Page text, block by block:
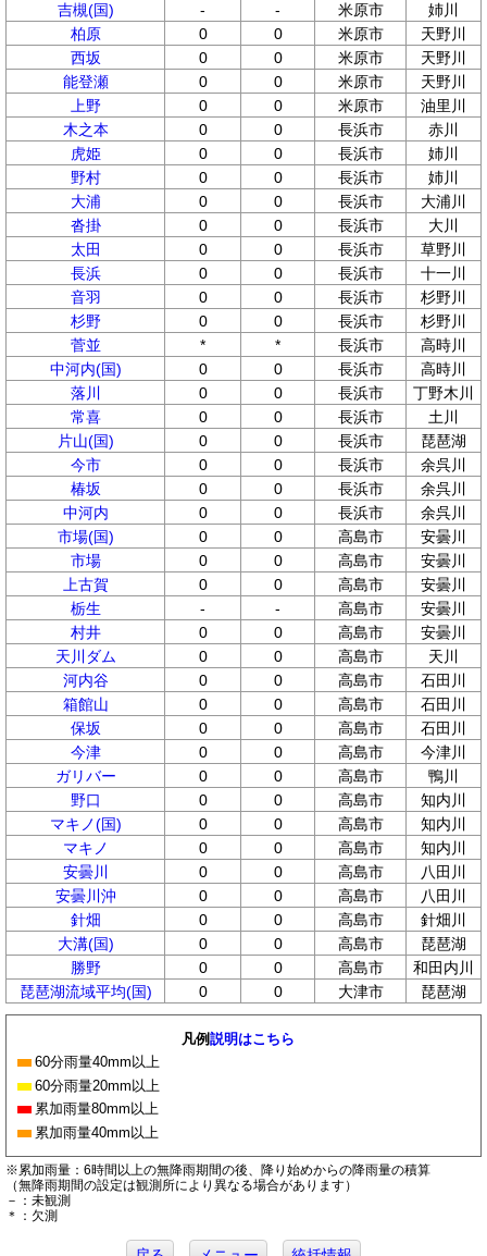
吉槻(国)
- - 米原市
姉川
柏原
0 0 米原市
天野川
西坂
0 0 米原市
天野川
能登瀬
0 0 米原市
天野川
上野
0 0 米原市
油里川
木之本
0 0 長浜市
赤川
虎姫
0 0 長浜市
姉川
野村
0 0 長浜市
姉川
大浦
0 0 長浜市
大浦川
沓掛
0 0 長浜市
大川
太田
0 0 長浜市
草野川
長浜
0 0 長浜市
十一川
音羽
0 0 長浜市
杉野川
杉野
0 0 長浜市
杉野川
菅並
* * 長浜市
高時川
中河内(国)
0 0 長浜市
高時川
落川
0 0 長浜市
丁野木川
常喜
0 0 長浜市
土川
片山(国)
0 0 長浜市
琵琶湖
今市
0 0 長浜市
余呉川
椿坂
0 0 長浜市
余呉川
中河内
0 0 長浜市
余呉川
市場(国)
0 0 高島市
安曇川
市場
0 0 高島市
安曇川
上古賀
0 0 高島市
安曇川
栃生
- - 高島市
安曇川
村井
0 0 高島市
安曇川
天川ダム
0 0 高島市
天川
河内谷
0 0 高島市
石田川
箱館山
0 0 高島市
石田川
保坂
0 0 高島市
石田川
今津
0 0 高島市
今津川
ガリバー
0 0 高島市
鴨川
野口
0 0 高島市
知内川
マキノ(国)
0 0 高島市
知内川
マキノ
0 0 高島市
知内川
安曇川
0 0 高島市
八田川
安曇川沖
0 0 高島市
八田川
針畑
0 0 高島市
針畑川
大溝(国)
0 0 高島市
琵琶湖
勝野
0 0 高島市
和田内川
琵琶湖流域平均(国)
0 0 大津市 琵琶湖
凡例説明はこちら
60分雨量40mm以上
60分雨量20mm以上
累加雨量80mm以上
累加雨量40mm以上
※累加雨量：6時間以上の無降雨期間の後、降り始めからの降雨量の積算
（無降雨期間の設定は観測所により異なる場合があります）
－：未観測
＊：欠測